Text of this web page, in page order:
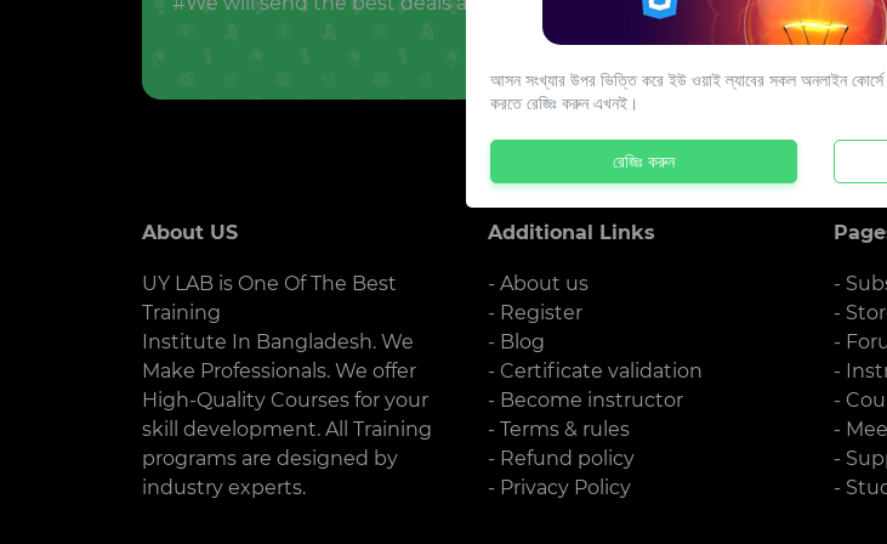
About US
UY LAB is One Of The Best
Training
Institute In Bangladesh. We
Make Professionals. We offer
High-Quality Courses for your
skill development. All Training
programs are designed by
industry experts.
Additional Links
- About us
- Register
- Blog
- Certificate validation
- Become instructor
- Terms & rules
- Refund policy
- Privacy Policy
-
-
-
-
-
-
-
-
আসন সংখ্যার উপর ভিত্তি করে ইউ ওয়াই ল্যাবের সকল অনলাইন
করতে রেজিঃ করুন এখনই।
রেজিঃ করুন